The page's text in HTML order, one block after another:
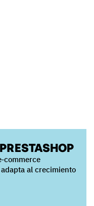
al crecimiento